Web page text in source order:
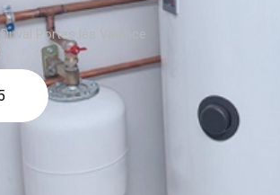
Portes lès Valence